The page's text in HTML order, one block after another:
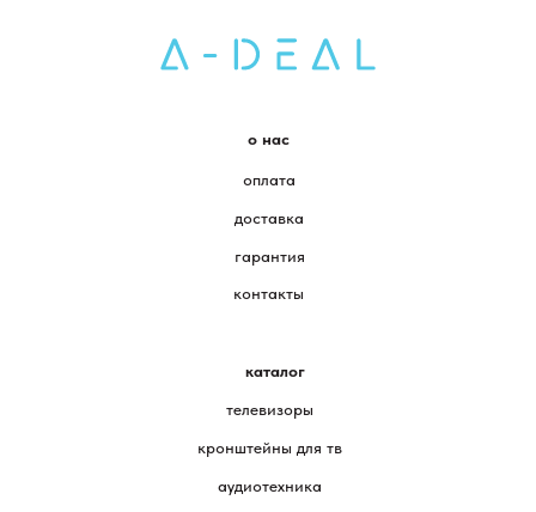
о нас
оплата
доставка
гарантия
каталог
телевизоры
кронштейны для тв
аудиотехника
контакты